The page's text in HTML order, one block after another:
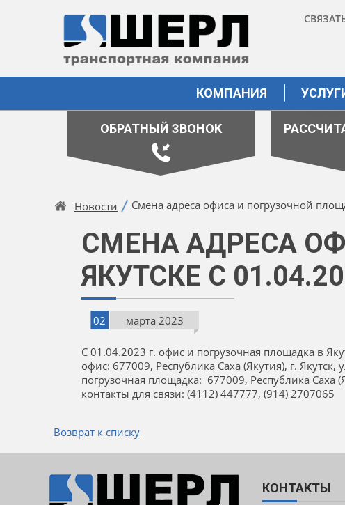
КОМПАНИЯ
ОБРАТНЫЙ ЗВОНОК
Новости Смена адреса офиса и погрузочной
СМЕНА АДРЕСА
ЯКУТСКЕ С
02 марта 2023
С 01.04.2023 г. офис и погрузочная площадка в
офис: 677009, Республика Саха (Якутия), г.
погрузочная площадка: 677009, Республика Саха
контакты для связи: (4112) 447777, (914) 2707065
Возврат к списку
КОНТАКТЫ